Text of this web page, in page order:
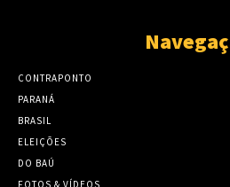
CONTRAPONTO
PARANÁ
BRASIL
ELEIÇÕES
DO BAÚ